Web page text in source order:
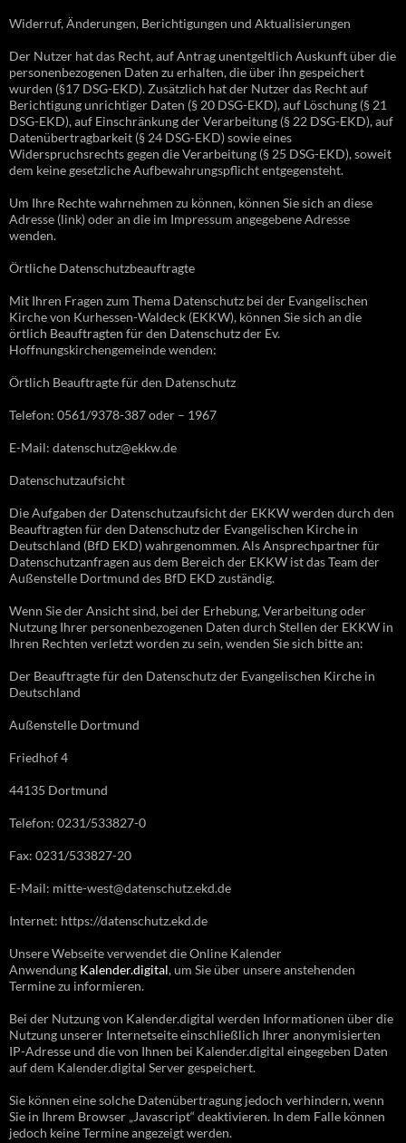
Widerruf, Änderungen, Berichtigungen und Aktualisierungen
Der Nutzer hat das Recht, auf Antrag unentgeltlich Auskunft über die
personenbezogenen Daten zu erhalten, die über ihn gespeichert
wurden (§17 DSG-EKD). Zusätzlich hat der Nutzer das Recht auf
Berichtigung unrichtiger Daten (§ 20 DSG-EKD), auf Löschung (§ 21
DSG-EKD), auf Einschränkung der Verarbeitung (§ 22 DSG-EKD), auf
Datenübertragbarkeit (§ 24 DSG-EKD) sowie eines
Widerspruchsrechts gegen die Verarbeitung (§ 25 DSG-EKD), soweit
dem keine gesetzliche Aufbewahrungspflicht entgegensteht.
Um Ihre Rechte wahrnehmen zu können, können Sie sich an diese
Adresse (link) oder an die im Impressum angegebene Adresse
wenden.
Örtliche Datenschutzbeauftragte
Mit Ihren Fragen zum Thema Datenschutz bei der Evangelischen
Kirche von Kurhessen-Waldeck (EKKW), können Sie sich an die
örtlich Beauftragten für den Datenschutz der Ev.
Hoffnungskirchengemeinde wenden:
Örtlich Beauftragte für den Datenschutz
Telefon: 0561/9378-387 oder – 1967
E-Mail: datenschutz@ekkw.de
Datenschutzaufsicht
Die Aufgaben der Datenschutzaufsicht der EKKW werden durch den
Beauftragten für den Datenschutz der Evangelischen Kirche in
Deutschland (BfD EKD) wahrgenommen. Als Ansprechpartner für
Datenschutzanfragen aus dem Bereich der EKKW ist das Team der
Außenstelle Dortmund des BfD EKD zuständig.
Wenn Sie der Ansicht sind, bei der Erhebung, Verarbeitung oder
Nutzung Ihrer personenbezogenen Daten durch Stellen der EKKW in
Ihren Rechten verletzt worden zu sein, wenden Sie sich bitte an:
Der Beauftragte für den Datenschutz der Evangelischen Kirche in
Deutschland
Außenstelle Dortmund
Friedhof 4
44135 Dortmund
Telefon: 0231/533827-0
Fax: 0231/533827-20
E-Mail: mitte-west@datenschutz.ekd.de
Internet: https://datenschutz.ekd.de
Unsere Webseite verwendet die Online Kalender
Anwendung Kalender.digital, um Sie über unsere anstehenden
Termine zu informieren.
Bei der Nutzung von Kalender.digital werden Informationen über die
Nutzung unserer Internetseite einschließlich Ihrer anonymisierten
IP-Adresse und die von Ihnen bei Kalender.digital eingegeben Daten
auf dem Kalender.digital Server gespeichert.
Sie können eine solche Datenübertragung jedoch verhindern, wenn
Sie in Ihrem Browser „Javascript“ deaktivieren. In dem Falle können
jedoch keine Termine angezeigt werden.